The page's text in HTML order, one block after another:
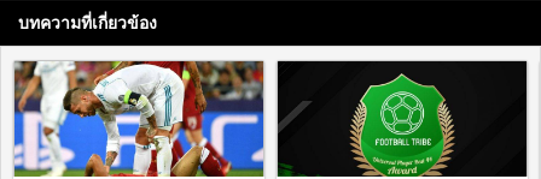
บทความที่เกี่ยวข้อง